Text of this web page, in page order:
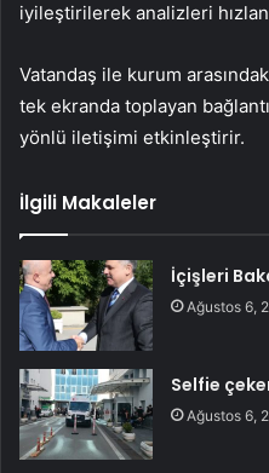
iyileştirilerek analizleri
Vatandaş ile kurum
tek ekranda toplayan
yönlü iletişimi etkinleştirir.
İlgili Makaleler
İçişleri
Ağustos 6,
Selfie
Ağustos 6,